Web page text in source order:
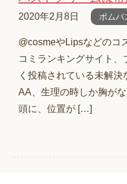
2020年2月8日 ボムバ
@cosmeやLipsなどのコ
コミランキングサイト、
く投稿されている未解
AA、生理の時しか胸が
頭に、位置が […]